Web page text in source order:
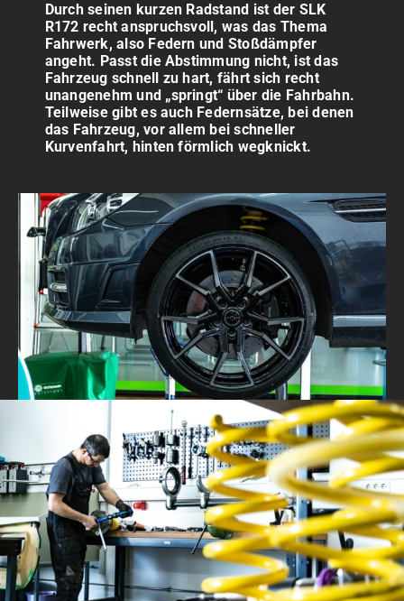
Durch seinen kurzen Radstand ist der SLK
R172 recht anspruchsvoll, was das Thema
Fahrwerk, also Federn und Stoßdämpfer
angeht. Passt die Abstimmung nicht, ist das
Fahrzeug schnell zu hart, fährt sich recht
unangenehm und „springt“ über die Fahrbahn.
Teilweise gibt es auch Federnsätze, bei denen
das Fahrzeug, vor allem bei schneller
Kurvenfahrt, hinten förmlich wegknickt.